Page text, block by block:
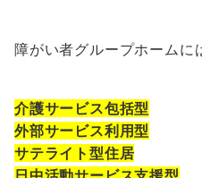
障がい者グループホームに
介護サービス包括型
外部サービス利用型
サテライト型住居